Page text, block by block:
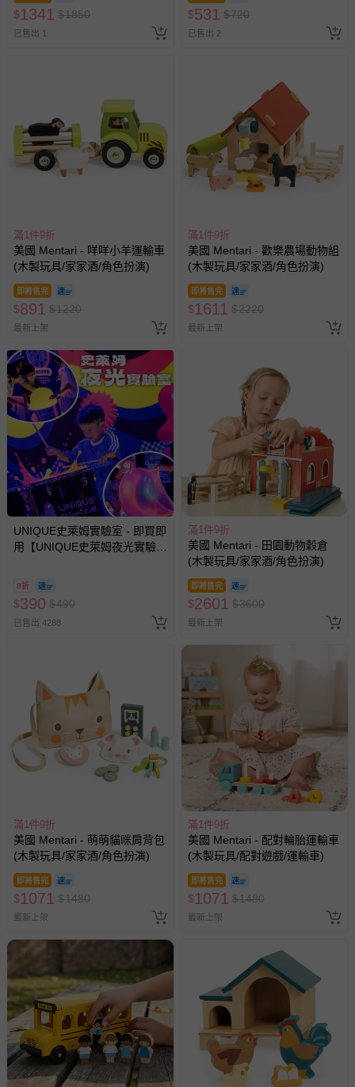
部分商品依據消費者保護法的規定，不適用七天鑑賞期/猶
豫期範圍：
客製化商品（例如客製生日書、姓名貼等）。
報紙、期刊或雜誌（惟書籍如經拆封、使用，則酌收整
新費用）。
經消費者拆封之影音商品或電腦軟體（例如 DVD、CD
等）。
戲或活動點數等）。
已拆封之以下類型商品：
-個人衛生用品（例如尿布、貼身衣物、泳裝、襪子、地
墊、寢具類等）。
-新生兒親膚衣物（嬰幼兒包巾與背巾、包屁衣、學習
帶束縛衣、餐搖椅等）。
-其他原廠盒裝商品封口處已貼上「不可拆封」，或具警
示字句等說明貼紙、封條者。
國際航空、客運、訂房等服務。
相關的退換貨辦理流程，可詳見：退換貨 & 退款問題
其他常見問題：
運送服務：目前提供的運送僅限台灣本島。如您位於離島地
區，可能會無法配送，或須依據商品需加收離島運費。廠商
亦保留出貨與否的權利。離島、偏遠地區、樓層親送等加價
費用，可能會另需加收。
商品實際的配達日期，可於訂單個人資料內的查詢訂單內，
已出貨通知之訊息為主。
如您收到商品，請依正常流程檢查是否完好，若商品遇瑕疵
情形，您可申請更換新品或退貨，請見：退貨的辦理流程
若您對於會員帳號、商品訂購與資訊、購物流程、付款方
式、折價券與購物金的使用、退貨及商品運送方式等有疑
問，你可詳見：
媽咪愛客服中心
預購商品：預購為海外同步代購，遇缺貨即會通知媽咪並協
助取消退款事宜。
商品如因「價格、組合」等錯誤原因，導致無法安排出貨，
會主動以簡訊及mail通知訂單取消事宜，並將提供適當補
償。
$1341 $1850
已售出 1
$531 $720
已售出 2
滿1件9折
美國 Mentari - 咩咩小羊運輸車
(木製玩具/家家酒/角色扮演)
即將售完
$891 $1220
最新上架
滿1件9折
美國 Mentari - 歡樂農場動物組
(木製玩具/家家酒/角色扮演)
即將售完
$1611 $2220
最新上架
UNIQUE史萊姆實驗室 - 即買即
用【UNIQUE史萊姆夜光實驗室
訂單編號兌換，逾期作廢) (大
人小孩均一價(3歲以上需購票))
8折
$390 $490
已售出 4288
滿1件9折
美國 Mentari - 田園動物穀倉
(木製玩具/家家酒/角色扮演)
即將售完
$2601 $3600
最新上架
滿1件9折
美國 Mentari - 萌萌貓咪肩背包
(木製玩具/家家酒/角色扮演)
即將售完
$1071 $1480
最新上架
滿1件9折
美國 Mentari - 配對輪胎運輸車
(木製玩具/配對遊戲/運輸車)
即將售完
$1071 $1480
最新上架